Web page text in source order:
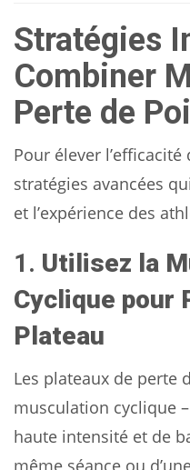
Stratégies
Combiner
Perte de
Pour élever
stratégies avancées
et l’expérience des
1. Utilisez la
Cyclique pour
Plateau
Les plateaux de perte
musculation cyclique
haute intensité et de
même séance ou